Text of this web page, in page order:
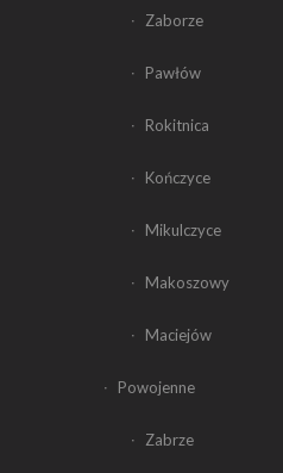
Zaborze
Pawłów
Rokitnica
Kończyce
Mikulczyce
Makoszowy
Maciejów
Powojenne
Zabrze